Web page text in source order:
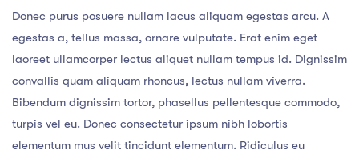
Donec purus posuere nullam lacus aliquam egestas arcu. A
egestas a, tellus massa, ornare vulputate. Erat enim eget
laoreet ullamcorper lectus aliquet nullam tempus id. Dignissim
convallis quam aliquam rhoncus, lectus nullam viverra.
Bibendum dignissim tortor, phasellus pellentesque commodo,
turpis vel eu. Donec consectetur ipsum nibh lobortis
elementum mus velit tincidunt elementum. Ridiculus eu